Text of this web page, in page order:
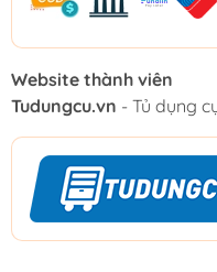
Website thành viên
Tudungcu.vn - Tủ dụng